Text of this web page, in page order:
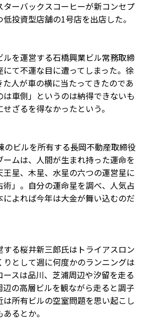
ターバックスコーヒーが新コンセプ
投資型店舗の1号店を出店した。
を運営する石橋興業ビル常務取締
て不運な目に遭ってしまった。徐
人が車の横に当たってきたのであ
車側」というのは納得できないも
ざるを得なかったという。
のビルを所有する長岡不動産取締役
ムは、人間が生まれ持った運命を
星、木星、水星の六つの運営星に
」。自分の運命星を調べ、人気占
によれば今年は大金が舞い込むのだ
る桜井新三郎氏はトライアスロン
として週に何度かのランニングは
スは品川、芝浦周辺や汐留を走る
辺の高層ビルを観ながら走ると調子
所有ビルの空室問題を思い起こし
るとか。